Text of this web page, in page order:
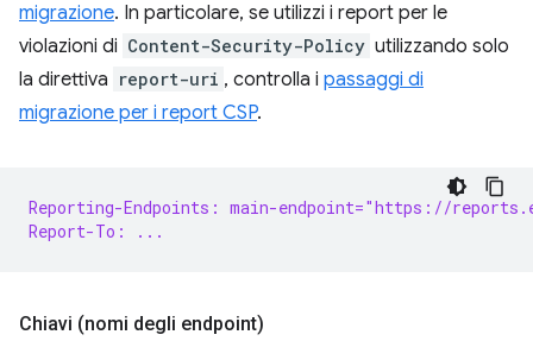
migrazione. In particolare, se utilizzi i report per le
violazioni di Content-Security-Policy utilizzando solo
la direttiva report-uri , controlla i passaggi di
migrazione per i report CSP.
Reporting-Endpoints: main-endpoint="https://
Report-To: ...
Chiavi (nomi degli endpoint)